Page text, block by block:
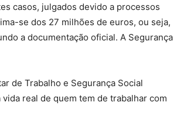
casos, julgados devido a processos
se dos 27 milhões de euros, ou seja,
a documentação oficial. A Segurança
de Trabalho e Segurança Social
real de quem tem de trabalhar com